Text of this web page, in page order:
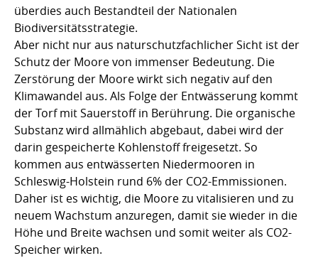
überdies auch Bestandteil der Nationalen
Biodiversitätsstrategie.
Aber nicht nur aus naturschutzfachlicher Sicht ist der
Schutz der Moore von immenser Bedeutung. Die
Zerstörung der Moore wirkt sich negativ auf den
Klimawandel aus. Als Folge der Entwässerung kommt
der Torf mit Sauerstoff in Berührung. Die organische
Substanz wird allmählich abgebaut, dabei wird der
darin gespeicherte Kohlenstoff freigesetzt. So
kommen aus entwässerten Niedermooren in
Schleswig-Holstein rund 6% der CO2-Emmissionen.
Daher ist es wichtig, die Moore zu vitalisieren und zu
neuem Wachstum anzuregen, damit sie wieder in die
Höhe und Breite wachsen und somit weiter als CO2-
Speicher wirken.